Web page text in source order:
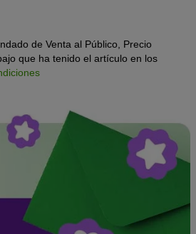
de Venta al Público, Precio
que ha tenido el artículo en los